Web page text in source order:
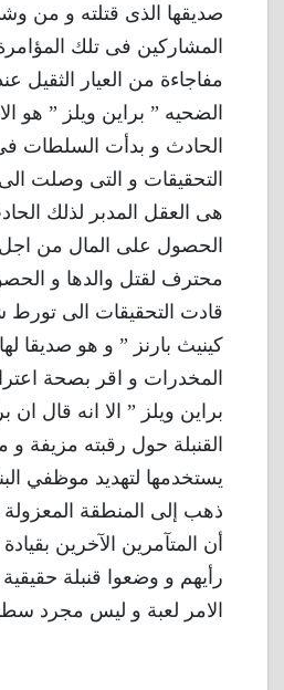
صديقها الذى قتلته و من
المشاركين فى تلك
مفاجاءة من العيار الثقيل
الضحيه ” براين ويلز ” هو
الحادث و بدأت السلطات
التحقيقات و التى وصلت
هى العقل المدبر لذلك
الحصول على المال من اجل
محترف لقتل والدها و
قادت التحقيقات الى
كينيث بارنز ” و هو صديقا
المخدرات و اقر بصحة
براين ويلز ” الا انه قال ان
القنبلة حول رقبته مزيفة
يستخدمها لتهديد موظفي
ذهب إلى المنطقة
أن المتآمرين الآخرين
رأيهم و وضعوا قنبلة
الامر لعبة و ليس مجرد